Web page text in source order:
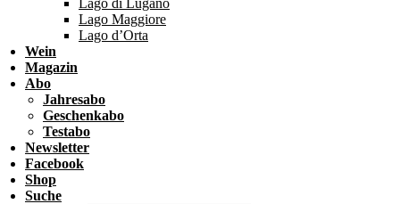
Lago di Lugano
Lago Maggiore
Lago d’Orta
Wein
Magazin
Abo
Jahresabo
Geschenkabo
Testabo
Newsletter
Facebook
Shop
Suche